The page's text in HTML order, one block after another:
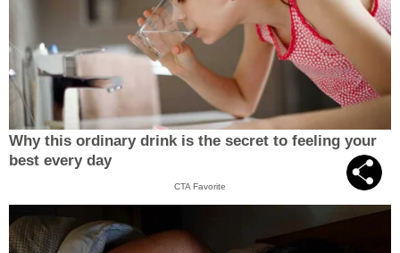
Why this ordinary drink is the secret to feeling your
best every day
CTA Favorite